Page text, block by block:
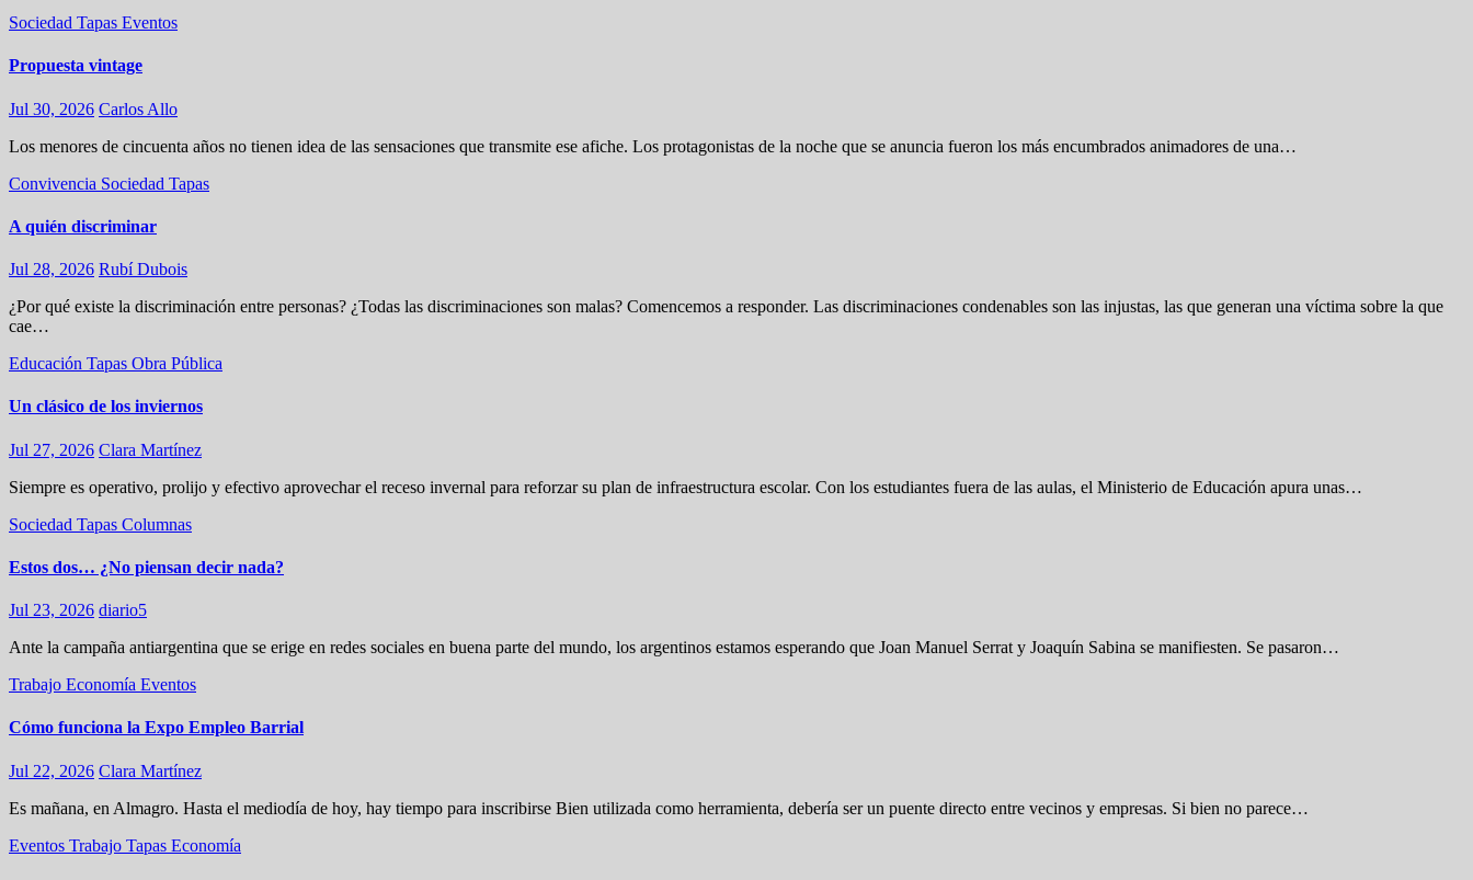
Sociedad Tapas Eventos
Propuesta vintage
Jul 30, 2026 Carlos Allo
Los menores de cincuenta años no tienen idea de las sensaciones que transmite ese afiche. Los protagonistas de la noche que se anuncia fueron los más encumbrados animadores de una…
Convivencia Sociedad Tapas
A quién discriminar
Jul 28, 2026 Rubí Dubois
¿Por qué existe la discriminación entre personas? ¿Todas las discriminaciones son malas? Comencemos a responder. Las discriminaciones condenables son las injustas, las que generan una víctima sobre la que
cae…
Educación Tapas Obra Pública
Un clásico de los inviernos
Jul 27, 2026 Clara Martínez
Siempre es operativo, prolijo y efectivo aprovechar el receso invernal para reforzar su plan de infraestructura escolar. Con los estudiantes fuera de las aulas, el Ministerio de Educación apura unas…
Sociedad Tapas Columnas
Estos dos… ¿No piensan decir nada?
Jul 23, 2026 diario5
Ante la campaña antiargentina que se erige en redes sociales en buena parte del mundo, los argentinos estamos esperando que Joan Manuel Serrat y Joaquín Sabina se manifiesten. Se pasaron…
Trabajo Economía Eventos
Cómo funciona la Expo Empleo Barrial
Jul 22, 2026 Clara Martínez
Es mañana, en Almagro. Hasta el mediodía de hoy, hay tiempo para inscribirse Bien utilizada como herramienta, debería ser un puente directo entre vecinos y empresas. Si bien no parece…
Eventos Trabajo Tapas Economía